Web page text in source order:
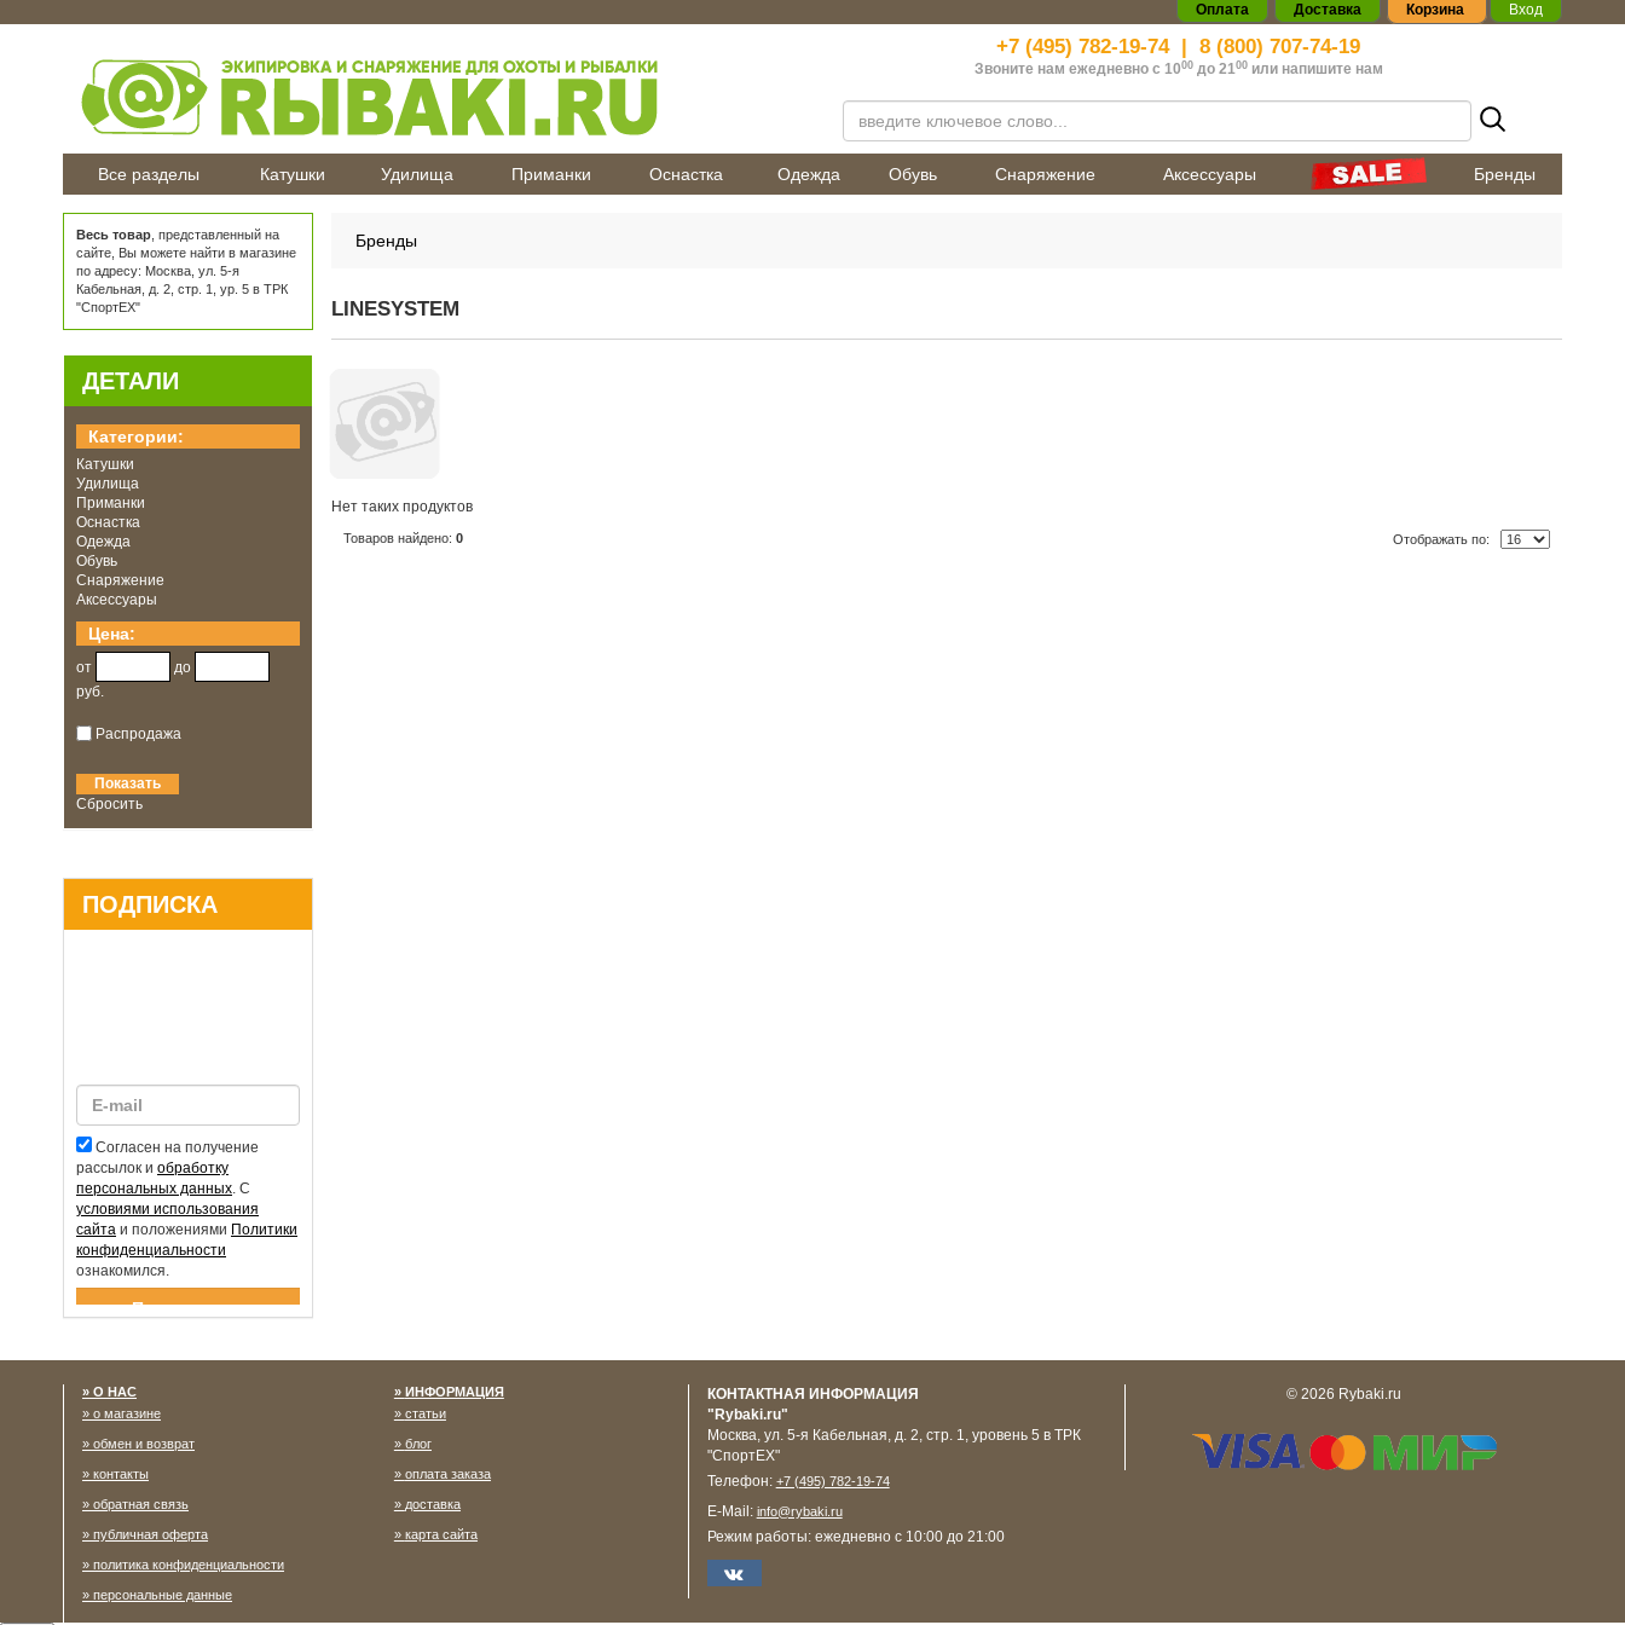
Оплата Доставка Корзина Вход
+7 (495) 782-19-74| 8 (800) 707-74-19
Звоните нам ежедневно с 1000до 2100 или напишите нам
Все разделы Катушки Удилища Приманки Оснастка Одежда Обувь Снаряжение Аксессуары Бренды
Бренды
LINESYSTEM
Нет таких продуктов
Товаров найдено: 0 Отображать по:
Весь товар , представленный на
сайте, Вы можете найти в магазине
по адресу: Москва, ул. 5-я
Кабельная, д. 2, стр. 1, ур. 5 в ТРК
"СпортЕХ"
ДЕТАЛИ
Категории:
Катушки
Удилища
Приманки
Оснастка
Одежда
Обувь
Снаряжение
Аксессуары
Цена:
от
до
руб.
Распродажа
Сбросить
ПОДПИСКА
Согласен на получение
рассылок и обработку
персональных данных. С
условиями использования
сайта и положениями Политики
конфиденциальности
ознакомился.
Спасибо за подписку!
О НАС
о магазине
обмен и возврат
контакты
обратная связь
публичная оферта
политика конфиденциальности
персональные данные
ИНФОРМАЦИЯ
статьи
блог
оплата заказа
доставка
карта сайта
КОНТАКТНАЯ ИНФОРМАЦИЯ
"Rybaki.ru"
Москва, ул. 5-я Кабельная, д. 2, стр. 1, уровень 5 в ТРК
"СпортЕХ"
Телефон: +7 (495) 782-19-74
E-Mail: info@rybaki.ru
Режим работы: ежедневно с 10:00 до 21:00
© 2026 Rybaki.ru